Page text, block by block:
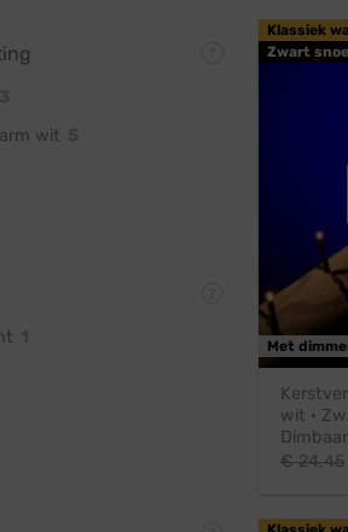
wit
Klassiek
Zwart
Met
wit ·
Dimbaar
€24,45